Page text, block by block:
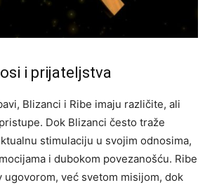
i prijateljstva
Blizanci i Ribe imaju različite, ali
Dok Blizanci često traže
stimulaciju u svojim odnosima,
i dubokom povezanošću. Ribe
ugovorom, već svetom misijom, dok